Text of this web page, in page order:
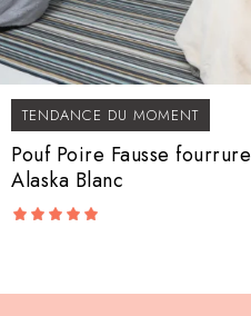
TENDANCE DU MOMENT
Pouf Poire Fausse fourrure
Alaska Blanc